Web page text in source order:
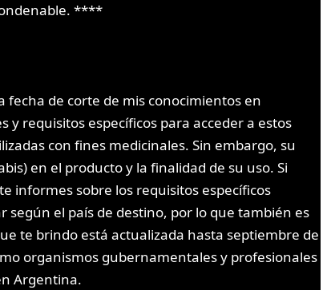
****
fecha de corte de mis conocimientos en
requisitos específicos para acceder a estos
con fines medicinales. Sin embargo, su
en el producto y la finalidad de su uso. Si
informes sobre los requisitos específicos
el país de destino, por lo que también es
te brindo está actualizada hasta septiembre de
organismos gubernamentales y profesionales
Argentina.